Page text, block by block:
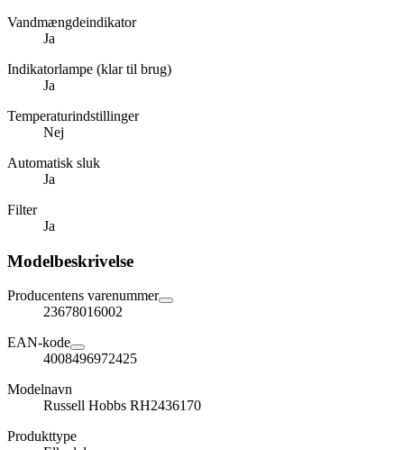
Vandmængdeindikator
Ja
Indikatorlampe (klar til brug)
Ja
Temperaturindstillinger
Nej
Automatisk sluk
Ja
Filter
Ja
Modelbeskrivelse
Producentens varenummer
23678016002
EAN-kode
4008496972425
Modelnavn
Russell Hobbs RH2436170
Produkttype